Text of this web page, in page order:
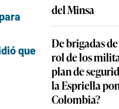
que
del Minsa
De brigadas
rol de los
plan de
la Espriella
Colombia?